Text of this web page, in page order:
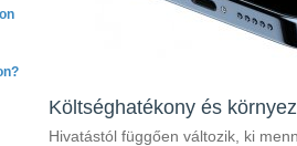
Költséghatékony és
Hivatástól függően változik, ki